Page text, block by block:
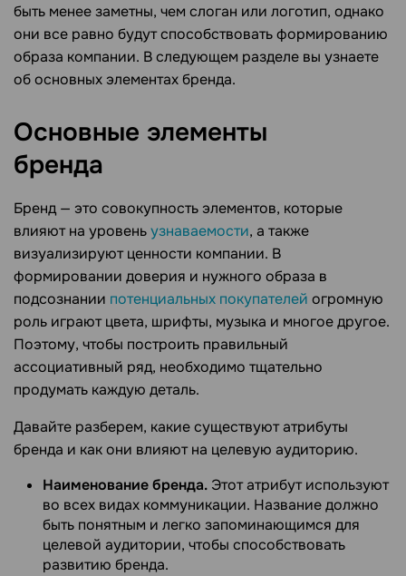
быть менее заметны, чем слоган или логотип, однако
они все равно будут способствовать формированию
образа компании. В следующем разделе вы узнаете
об основных элементах бренда.
Основные элементы
бренда
Бренд — это совокупность элементов, которые
влияют на уровеньузнаваемости, а также
визуализируют ценности компании. В
формировании доверия и нужного образа в
подсознании потенциальных покупателей огромную
роль играют цвета, шрифты, музыка и многое другое.
Поэтому, чтобы построить правильный
ассоциативный ряд, необходимо тщательно
продумать каждую деталь.
Давайте разберем, какие существуют атрибуты
бренда и как они влияют на целевую аудиторию.
Наименование бренда. Этот атрибут используют
во всех видах коммуникации. Название должно
быть понятным и легко запоминающимся для
целевой аудитории, чтобы способствовать
развитию бренда.